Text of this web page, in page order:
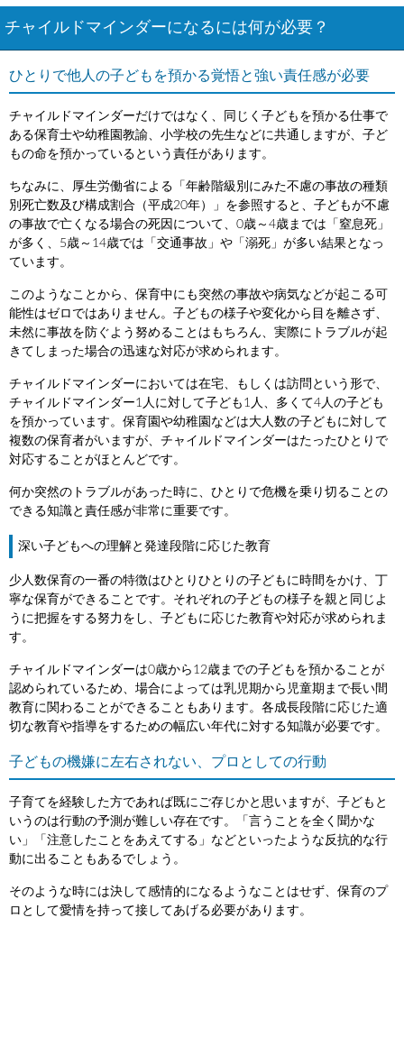
チャイルドマインダーになるには何が必要？
ひとりで他人の子どもを預かる覚悟と強い責任感が必要
チャイルドマインダーだけではなく、同じく子どもを預かる仕事で
ある保育士や幼稚園教諭、小学校の先生などに共通しますが、子ど
もの命を預かっているという責任があります。
ちなみに、厚生労働省による「年齢階級別にみた不慮の事故の種類
別死亡数及び構成割合（平成20年）」を参照すると、子どもが不慮
の事故で亡くなる場合の死因について、0歳～4歳までは「窒息死」
が多く、5歳～14歳では「交通事故」や「溺死」が多い結果となっ
ています。
このようなことから、保育中にも突然の事故や病気などが起こる可
能性はゼロではありません。子どもの様子や変化から目を離さず、
未然に事故を防ぐよう努めることはもちろん、実際にトラブルが起
きてしまった場合の迅速な対応が求められます。
チャイルドマインダーにおいては在宅、もしくは訪問という形で、
チャイルドマインダー1人に対して子ども1人、多くて4人の子ども
を預かっています。保育園や幼稚園などは大人数の子どもに対して
複数の保育者がいますが、チャイルドマインダーはたったひとりで
対応することがほとんどです。
何か突然のトラブルがあった時に、ひとりで危機を乗り切ることの
できる知識と責任感が非常に重要です。
深い子どもへの理解と発達段階に応じた教育
少人数保育の一番の特徴はひとりひとりの子どもに時間をかけ、丁
寧な保育ができることです。それぞれの子どもの様子を親と同じよ
うに把握をする努力をし、子どもに応じた教育や対応が求められま
す。
チャイルドマインダーは0歳から12歳までの子どもを預かることが
認められているため、場合によっては乳児期から児童期まで長い間
教育に関わることができることもあります。各成長段階に応じた適
切な教育や指導をするための幅広い年代に対する知識が必要です。
子どもの機嫌に左右されない、プロとしての行動
子育てを経験した方であれば既にご存じかと思いますが、子どもと
いうのは行動の予測が難しい存在です。「言うことを全く聞かな
い」「注意したことをあえてする」などといったような反抗的な行
動に出ることもあるでしょう。
そのような時には決して感情的になるようなことはせず、保育のプ
ロとして愛情を持って接してあげる必要があります。